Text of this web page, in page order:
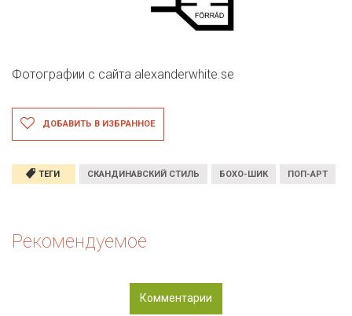
Фотографии с сайта alexanderwhite.se
ДОБАВИТЬ В ИЗБРАННОЕ
ТЕГИ СКАНДИНАВСКИЙ СТИЛЬ БОХО-ШИК ПОП-АРТ
Рекомендуемое
Комментарии